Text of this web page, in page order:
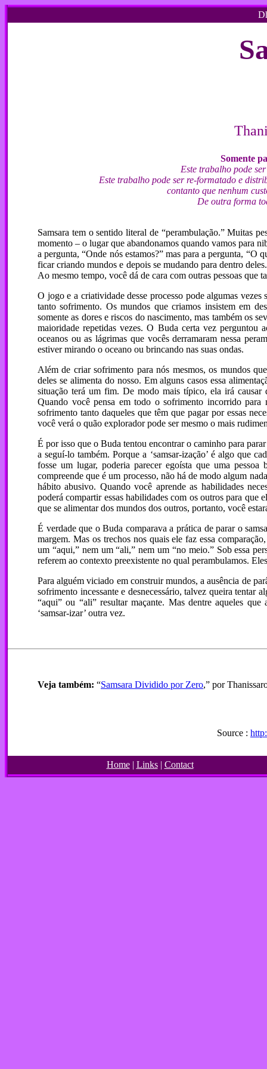
Somente
Este trabalho pode
Este trabalho pode ser re-formatado e
contanto que nenhum
De outra forma
Samsara tem o sentido literal de “perambulação.” Muitas
momento – o lugar que abandonamos quando vamos para
a pergunta, “Onde nós estamos?” mas para a pergunta, “O
ficar criando mundos e depois se mudando para dentro
Ao mesmo tempo, você dá de cara com outras pessoas que
O jogo e a criatividade desse processo pode algumas
tanto sofrimento. Os mundos que criamos insistem em
somente as dores e riscos do nascimento, mas também os
maioridade repetidas vezes. O Buda certa vez perguntou
oceanos ou as lágrimas que vocês derramaram nessa
estiver mirando o oceano ou brincando nas suas ondas.
Além de criar sofrimento para nós mesmos, os mundos
deles se alimenta do nosso. Em alguns casos essa
situação terá um fim. De modo mais típico, ela irá causar
Quando você pensa em todo o sofrimento incorrido para
sofrimento tanto daqueles que têm que pagar por essas
você verá o quão explorador pode ser mesmo o mais
É por isso que o Buda tentou encontrar o caminho para
a seguí-lo também. Porque a ‘samsar-ização’ é algo que
fosse um lugar, poderia parecer egoísta que uma
compreende que é um processo, não há de modo algum
hábito abusivo. Quando você aprende as habilidades
poderá compartir essas habilidades com os outros para que
que se alimentar dos mundos dos outros, portanto, você
É verdade que o Buda comparava a prática de parar o
margem. Mas os trechos nos quais ele faz essa
um “aqui,” nem um “ali,” nem um “no meio.” Sob essa
referem ao contexto preexistente no qual perambulamos.
Para alguém viciado em construir mundos, a ausência de
sofrimento incessante e desnecessário, talvez queira tentar
“aqui” ou “ali” resultar maçante. Mas dentre aqueles
‘samsar-izar’ outra vez.
Veja também: “Samsara Dividido por Zero,” por
Source :
Home| Links| Contact